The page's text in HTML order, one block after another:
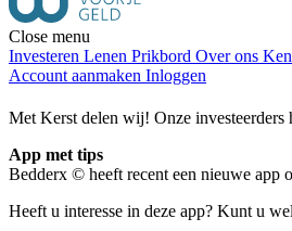
Close menu
Investeren Lenen Prikbord Over ons
Account aanmaken Inloggen
Met Kerst delen wij! Onze investeerders
App met tips
Bedderx © heeft recent een nieuwe app
Heeft u interesse in deze app? Kunt u